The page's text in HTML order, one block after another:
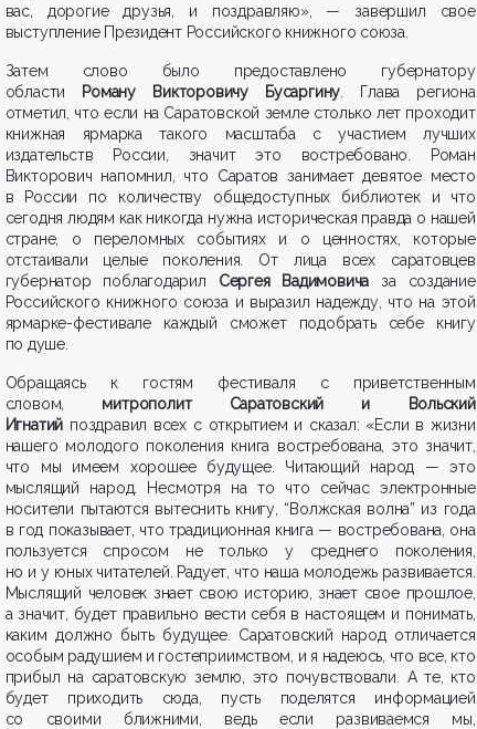
вас, дорогие друзья, и поздравляю», — завершил свое
выступление Президент Российского книжного союза.
Затем слово было предоставлено губернатору
области Роману Викторовичу Бусаргину . Глава региона
отметил, что если на Саратовской земле столько лет проходит
книжная ярмарка такого масштаба с участием лучших
издательств России, значит это востребовано. Роман
Викторович напомнил, что Саратов занимает девятое место
в России по количеству общедоступных библиотек и что
сегодня людям как никогда нужна историческая правда о нашей
стране, о переломных событиях и о ценностях, которые
отстаивали целые поколения. От лица всех саратовцев
губернатор поблагодарил Сергея Вадимовича за создание
Российского книжного союза и выразил надежду, что на этой
ярмарке-фестивале каждый сможет подобрать себе книгу
по душе.
Обращаясь к гостям фестиваля с приветственным
словом, митрополит Саратовский и Вольский
Игнатий поздравил всех с открытием и сказал: «Если в жизни
нашего молодого поколения книга востребована, это значит,
что мы имеем хорошее будущее. Читающий народ — это
мыслящий народ. Несмотря на то что сейчас электронные
носители пытаются вытеснить книгу, “Волжская волна” из года
в год показывает, что традиционная книга — востребована, она
пользуется спросом не только у среднего поколения,
но и у юных читателей. Радует, что наша молодежь развивается.
Мыслящий человек знает свою историю, знает свое прошлое,
а значит, будет правильно вести себя в настоящем и понимать,
каким должно быть будущее. Саратовский народ отличается
особым радушием и гостеприимством, и я надеюсь, что все, кто
прибыл на саратовскую землю, это почувствовали. А те, кто
будет приходить сюда, пусть поделятся информацией
со своими ближними, ведь если развиваемся мы,